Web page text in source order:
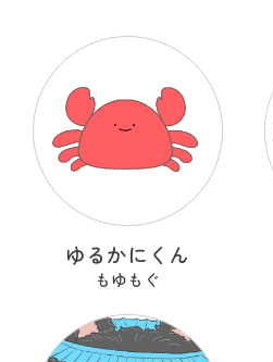
ゆるかにくん
もゆもぐ